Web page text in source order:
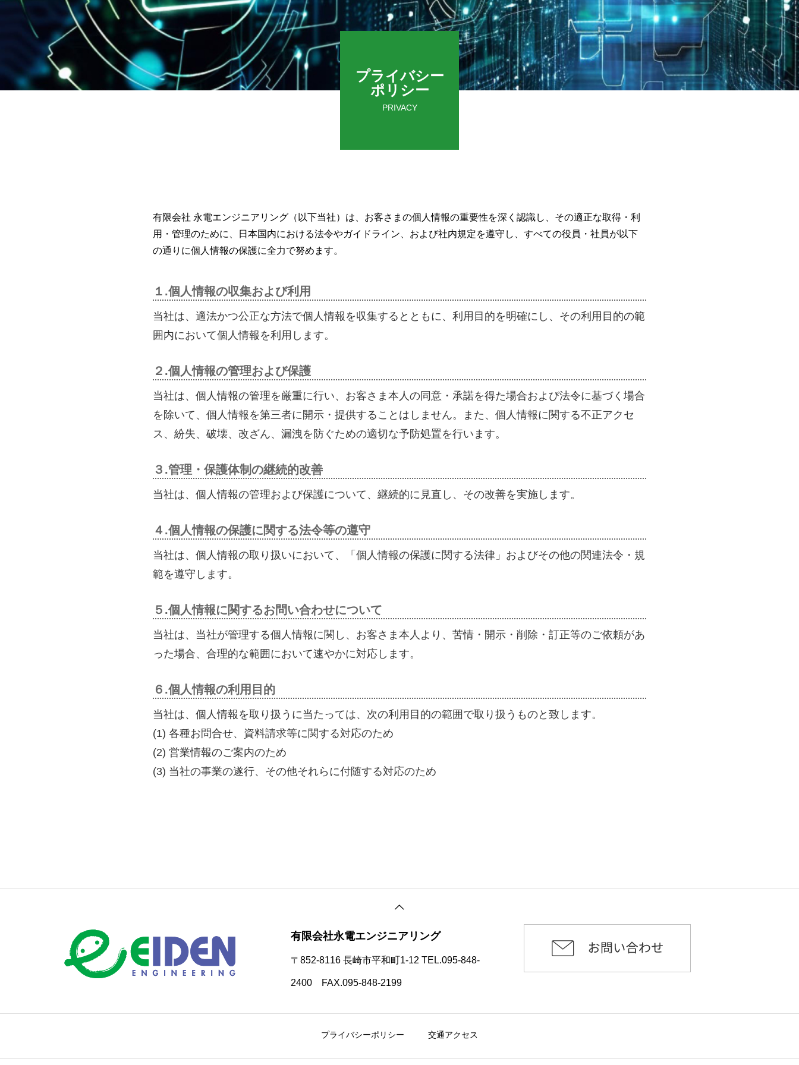
プライバシー
ポリシー
PRIVACY
有限会社 永電エンジニアリング（以下当社）は、お客さまの個人情報の重要性を深く認識し、その適正な取得・利
用・管理のために、日本国内における法令やガイドライン、および社内規定を遵守し、すべての役員・社員が以下
の通りに個人情報の保護に全力で努めます。
１.個人情報の収集および利用
当社は、適法かつ公正な方法で個人情報を収集するとともに、利用目的を明確にし、その利用目的の範
囲内において個人情報を利用します。
２.個人情報の管理および保護
当社は、個人情報の管理を厳重に行い、お客さま本人の同意・承諾を得た場合および法令に基づく場合
を除いて、個人情報を第三者に開示・提供することはしません。また、個人情報に関する不正アクセ
ス、紛失、破壊、改ざん、漏洩を防ぐための適切な予防処置を行います。
３.管理・保護体制の継続的改善
当社は、個人情報の管理および保護について、継続的に見直し、その改善を実施します。
４.個人情報の保護に関する法令等の遵守
当社は、個人情報の取り扱いにおいて、「個人情報の保護に関する法律」およびその他の関連法令・規
範を遵守します。
５.個人情報に関するお問い合わせについて
当社は、当社が管理する個人情報に関し、お客さま本人より、苦情・開示・削除・訂正等のご依頼があ
った場合、合理的な範囲において速やかに対応します。
６.個人情報の利用目的
当社は、個人情報を取り扱うに当たっては、次の利用目的の範囲で取り扱うものと致します。
(1) 各種お問合せ、資料請求等に関する対応のため
(2) 営業情報のご案内のため
(3) 当社の事業の遂行、その他それらに付随する対応のため
有限会社永電エンジニアリング
〒852-8116 長崎市平和町1-12 TEL.095-848-
2400 FAX.095-848-2199
プライバシーポリシー 交通アクセス